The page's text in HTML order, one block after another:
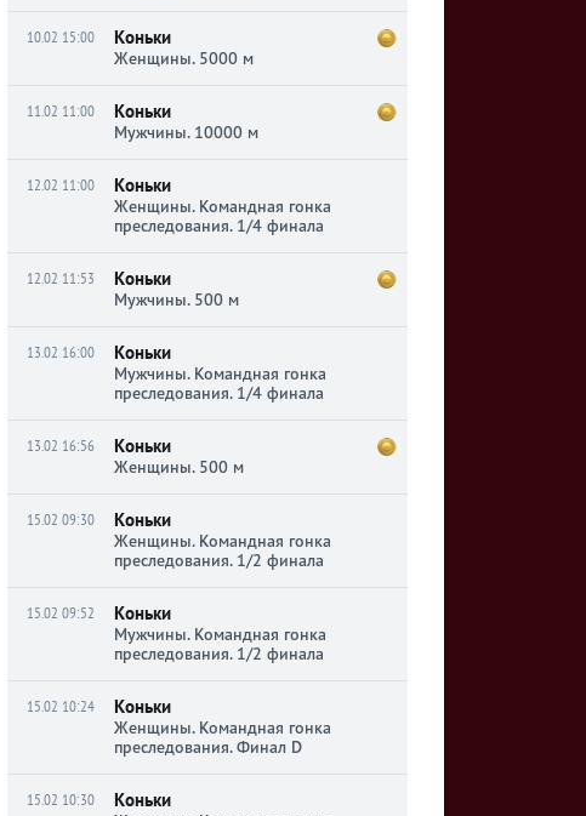
10.02 15:00 Коньки
Женщины. 5000 м
11.02 11:00 Коньки
Мужчины. 10000 м
12.02 11:00 Коньки
Женщины. Командная гонка
преследования. 1/4 финала
12.02 11:53 Коньки
Мужчины. 500 м
13.02 16:00 Коньки
Мужчины. Командная гонка
преследования. 1/4 финала
13.02 16:56 Коньки
Женщины. 500 м
15.02 09:30 Коньки
Женщины. Командная гонка
преследования. 1/2 финала
15.02 09:52 Коньки
Мужчины. Командная гонка
преследования. 1/2 финала
15.02 10:24 Коньки
Женщины. Командная гонка
преследования. Финал D
15.02 10:30 Коньки